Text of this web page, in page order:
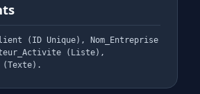
(ID Unique), Nom_Entreprise
(Liste),
(Texte).